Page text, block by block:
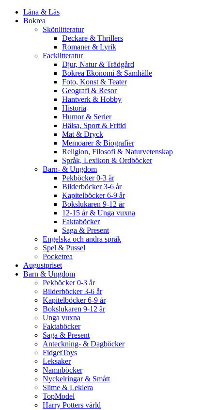
Låna & Läs
Bokrea
Skönlitteratur
Deckare & Thrillers
Romaner & Lyrik
Facklitteratur
Djur, Natur & Trädgård
Bokrea Ekonomi & Samhälle
Foto, Konst & Teater
Geografi & Resor
Hantverk & Hobby
Historia
Humor & Serier
Hälsa, Sport & Fritid
Mat & Dryck
Memoarer & Biografier
Religion, Filosofi & Naturvetenskap
Språk, Lexikon & Ordböcker
Barn- & Ungdom
Pekböcker 0-3 år
Bilderböcker 3-6 år
Kapitelböcker 6-9 år
Bokslukaren 9-12 år
12-15 år & Unga vuxna
Faktaböcker
Saga & Present
Engelska och andra språk
Spel & Pussel
Pocketrea
Augustpriset
Barn & Ungdom
Pekböcker 0-3 år
Bilderböcker 3-6 år
Kapitelböcker 6-9 år
Bokslukaren 9-12 år
Unga vuxna
Faktaböcker
Saga & Present
Anteckning- & Dagböcker
FidgetToys
Leksaker
Namnböcker
Nyckelringar & Smått
Slime & Leklera
TopModel
Harry Potters värld